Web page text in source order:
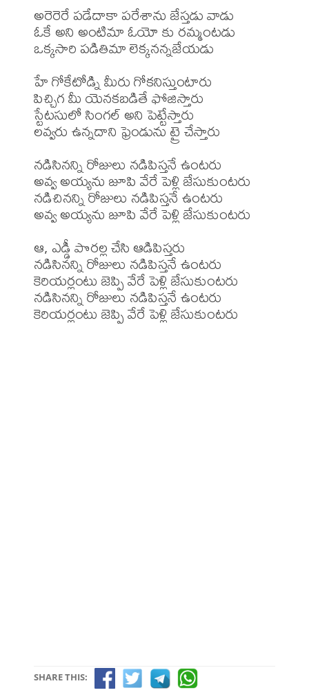
అరెరెరే పడేదాకా పరేశాను జేస్తడు వాడు
ఓకే అని అంటిమా ఓయో కు రమ్మంటడు
ఒక్కసారి పడితిమా లెక్కనన్నజేయడు
హే గోకేటోడ్ని మీరు గోకనిస్తుంటారు
పిచ్చిగ మీ యెనకబడితే ఫోజిస్తారు
స్టేటసులో సింగల్ అని పెట్టేస్తారు
లవ్వరు ఉన్నదాని ఫ్రెండును ట్రై చేస్తారు
నడిసినన్ని రోజులు నడిపిస్తనే ఉంటరు
అవ్వ అయ్యను జూపి వేరే పెళ్లి జేసుకుంటరు
నడిచినన్ని రోజులు నడిపిస్తనే ఉంటరు
అవ్వ అయ్యను జూపి వేరే పెళ్లి జేసుకుంటరు
ఆ, ఎడ్డీ పొరల్ల చేసి ఆడిపిస్తరు
నడిసినన్ని రోజులు నడిపిస్తనే ఉంటరు
కెరియర్లంటు జెప్పి వేరే పెళ్లి జేసుకుంటరు
నడిసినన్ని రోజులు నడిపిస్తనే ఉంటరు
కెరియర్లంటు జెప్పి వేరే పెళ్లి జేసుకుంటరు
SHARE THIS: